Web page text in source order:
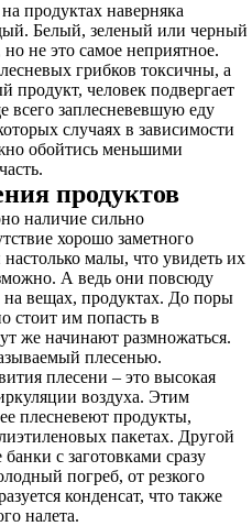
продуктах наверняка
Белый, зеленый или черный
не это самое неприятное.
грибков токсичны, а
продукт, человек подвергает
всего заплесневевшую еду
случаях в зависимости
обойтись меньшими
продуктов
наличие сильно
хорошо заметного
малы, что увидеть их
А ведь они повсюду
на вещах, продуктах. До поры
стоит им попасть в
же начинают размножаться.
плесенью.
плесени – это высокая
воздуха. Этим
плесневеют продукты,
пакетах. Другой
с заготовками сразу
погреб, от резкого
конденсат, что также
налета.